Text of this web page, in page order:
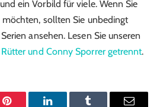
ein Vorbild für viele. Wenn Sie
sollten Sie unbedingt
ansehen. Lesen Sie unseren
und Conny Sporrer getrennt.